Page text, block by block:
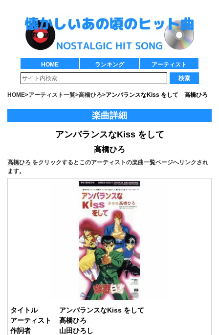
HOME ランキング
アーティスト
検索
HOME>アーティスト一覧>高橋ひろ>アンバランスなKiss をして 高橋ひろ
楽曲詳細
アンバランスなKiss をして
高橋ひろ
高橋ひろ をクリックするとこのアーティストの楽曲一覧ページへリンクされ
ます。
タイトル
アンバランスなKiss をして
アーティスト
高橋ひろ
作詞者
山田ひろし